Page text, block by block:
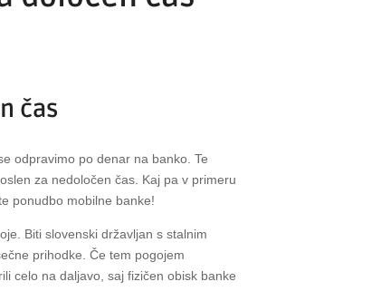
čas
odpravimo po denar na banko. Te
za nedoločen čas. Kaj pa v primeru
ponudbo mobilne banke!
Biti slovenski državljan s stalnim
prihodke. Če tem pogojem
celo na daljavo, saj fizičen obisk banke